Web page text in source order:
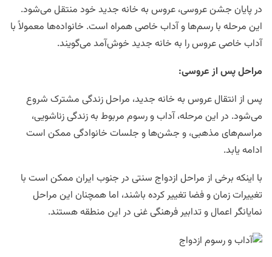
در پایان جشن عروسی، عروس به خانه جدید خود منتقل می‌شود.
این مرحله با رسم‌ها و آداب خاصی همراه است. خانواده‌ها معمولاً با
آداب خاصی عروس را به خانه جدید خوش‌آمد می‌گویند.
مراحل پس از عروسی:
پس از انتقال عروس به خانه جدید، مراحل زندگی مشترک شروع
می‌شود. در این مرحله، آداب و رسوم مربوط به زندگی زناشویی،
مراسم‌های مذهبی، و جشن‌ها و جلسات خانوادگی ممکن است
ادامه یابد.
با اینکه برخی از مراحل ازدواج سنتی در جنوب ایران ممکن است با
تغییرات زمان و فضا تغییر کرده باشند، اما همچنان این مراحل
نمایانگر اعمال و تدابیر فرهنگی غنی در این منطقه هستند.